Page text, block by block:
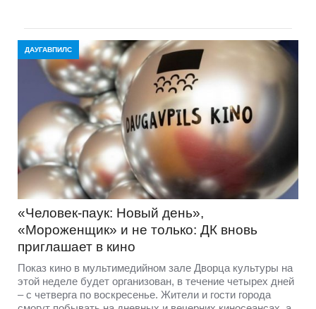
ДАУГАВПИЛС
«Человек-паук: Новый день»,
«Мороженщик» и не только: ДК вновь
приглашает в кино
Показ кино в мультимедийном зале Дворца культуры на
этой неделе будет организован, в течение четырех дней
– с четверга по воскресенье. Жители и гости города